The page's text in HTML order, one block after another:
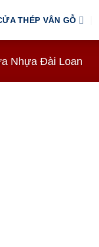
THÉP VÂN GỖ
Nhựa Đài Loan